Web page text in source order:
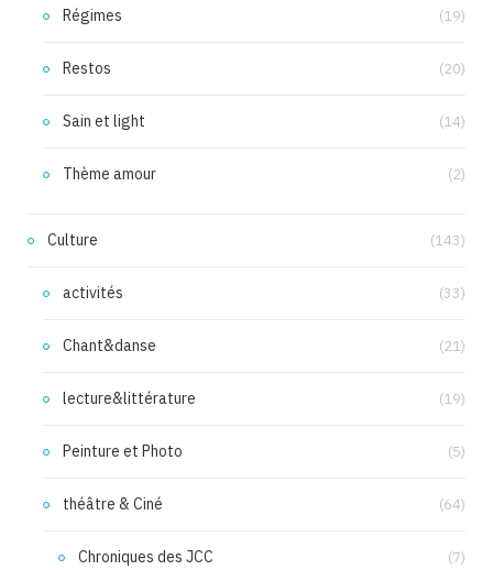
Régimes (19)
Restos (20)
Sain et light (14)
Thème amour (2)
Culture (143)
activités (33)
Chant&danse (21)
lecture&littérature (19)
Peinture et Photo (5)
théâtre & Ciné (64)
Chroniques des JCC (7)